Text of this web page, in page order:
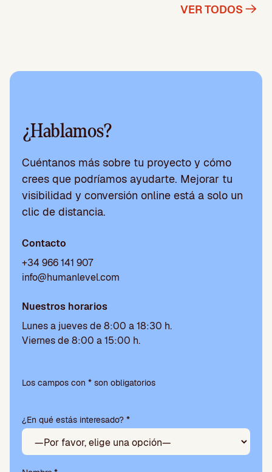
VER TODOS
¿Hablamos?
Cuéntanos más sobre tu proyecto y cómo
crees que podríamos ayudarte. Mejorar tu
visibilidad y conversión online está a solo un
clic de distancia.
Contacto
+34 966 141 907
info@humanlevel.com
Nuestros horarios
Lunes a jueves de 8:00 a 18:30 h.
Viernes de 8:00 a 15:00 h.
o
a
v
r
Los campos con * son obligatorios
¿En qué estás interesado? *